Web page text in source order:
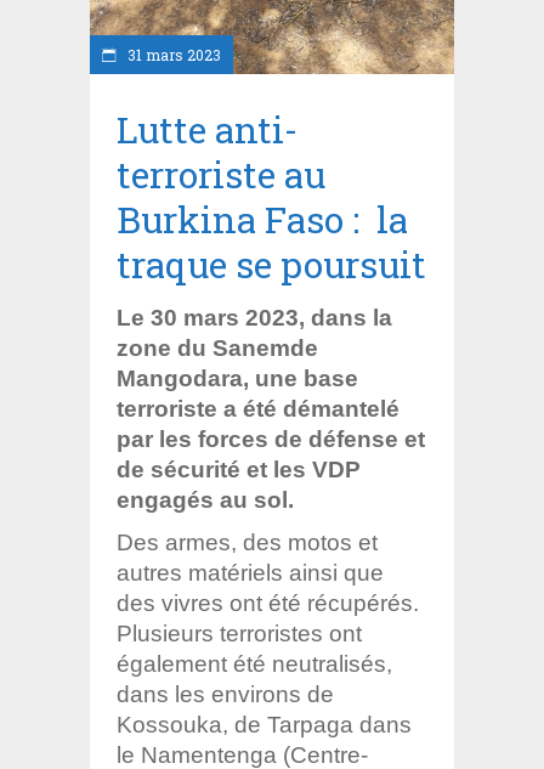
31 mars 2023
Lutte anti-
terroriste au
Burkina Faso : la
traque se poursuit
Le 30 mars 2023, dans la
zone du Sanemde
Mangodara, une base
terroriste a été démantelé
par les forces de défense et
de sécurité et les VDP
engagés au sol.
Des armes, des motos et
autres matériels ainsi que
des vivres ont été récupérés.
Plusieurs terroristes ont
également été neutralisés,
dans les environs de
Kossouka, de Tarpaga dans
le Namentenga (Centre-